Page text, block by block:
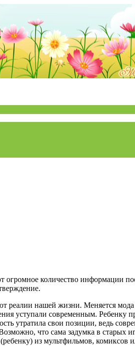
количество информации
реалии нашей жизни. Меняется
уступали современным.
утратила свои позиции, ведь
что сама задумка в старых
из мультфильмов,